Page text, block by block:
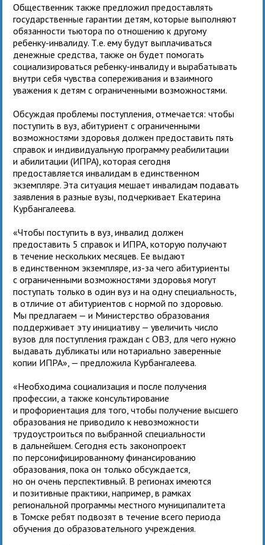
Общественник также предложил предоставлять
государственные гарантии детям, которые выполняют
обязанности тьютора по отношению к другому
ребенку-инвалиду. Т.е. ему будут выплачиваться
денежные средства, также он будет помогать
социализироваться ребенку-инвалиду и вырабатывать
внутри себя чувства сопереживания и взаимного
уважения к детям с ограниченными возможностями.
Обсуждая проблемы поступления, отмечается: чтобы
поступить в вуз, абитуриент с ограниченными
возможностями здоровья должен предоставить пять
справок и индивидуальную программу реабилитации
и абилитации (ИПРА), которая сегодня
предоставляется инвалидам в единственном
экземпляре. Эта ситуация мешает инвалидам подавать
заявления в разные вузы, подчеркивает Екатерина
Курбангалеева.
«Чтобы поступить в вуз, инвалид должен
предоставить 5 справок и ИПРА, которую получают
в течение нескольких месяцев. Ее выдают
в единственном экземпляре, из-за чего абитуриенты
с ограниченными возможностями здоровья могут
поступать только в один вуз и на одну специальность,
в отличие от абитуриентов с нормой по здоровью.
Мы предлагаем — и Министерство образования
поддерживает эту инициативу — увеличить число
вузов для поступления граждан с ОВЗ, для чего нужно
выдавать дубликаты или нотариально заверенные
копии ИПРА», — предложила Курбангалеева.
«Необходима социализация и после получения
профессии, а также консультирование
и профориентация для того, чтобы получение высшего
образования не приводило к невозможности
трудоустроиться по выбранной специальности
в дальнейшем. Сегодня есть законопроект
по персонифицированному финансированию
образования, пока он только обсуждается,
но он очень перспективный. В регионах имеются
и позитивные практики, например, в рамках
региональной программы местного муниципалитета
в Томске ребят подвозят в течение всего периода
обучения до образовательного учреждения.